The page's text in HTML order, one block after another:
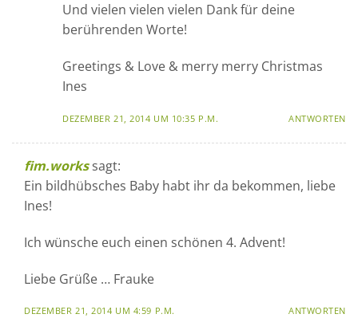
Und vielen vielen vielen Dank für deine
berührenden Worte!
Greetings & Love & merry merry Christmas
Ines
DEZEMBER 21, 2014 UM 10:35 P.M. ANTWORTEN
fim.works sagt:
Ein bildhübsches Baby habt ihr da bekommen, liebe
Ines!
Ich wünsche euch einen schönen 4. Advent!
Liebe Grüße … Frauke
DEZEMBER 21, 2014 UM 4:59 P.M. ANTWORTEN